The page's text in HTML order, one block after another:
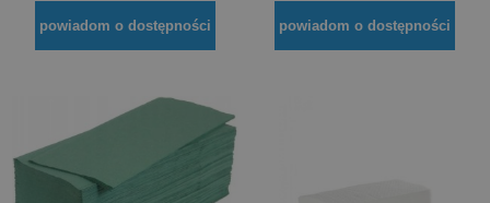
powiadom o dostępności powiadom o dostępności